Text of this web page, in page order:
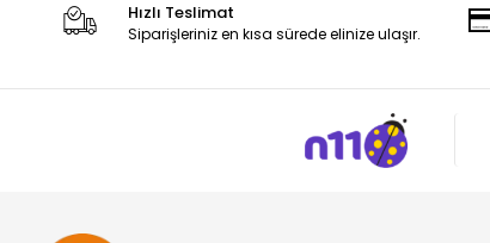
Hızlı Teslimat
Siparişleriniz en kısa sürede elinize ulaşır.